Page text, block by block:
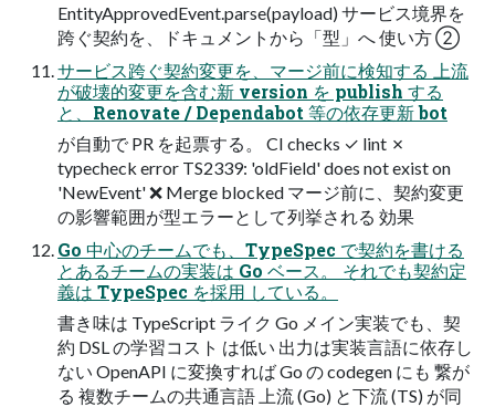
EntityApprovedEvent.parse(payload) サービス境界を
跨ぐ契約を、ドキュメントから「型」へ 使い方 ②
サービス跨ぐ契約変更を、マージ前に検知する 上流
が破壊的変更を含む新 version を publish する
と、Renovate / Dependabot 等の依存更新 bot
が自動で PR を起票する。 CI checks ✓ lint ✗
typecheck error TS2339: 'oldField' does not exist on
'NewEvent' ❌ Merge blocked マージ前に、契約変更
の影響範囲が型エラーとして列挙される 効果
Go 中心のチームでも、TypeSpec で契約を書ける
とあるチームの実装は Go ベース。 それでも契約定
義は TypeSpec を採用 している。
書き味は TypeScript ライク Go メイン実装でも、契
約 DSL の学習コスト は低い 出力は実装言語に依存し
ない OpenAPI に変換すれば Go の codegen にも 繋が
る 複数チームの共通言語 上流 (Go) と下流 (TS) が同